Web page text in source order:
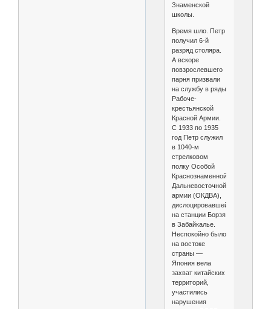
Знаменской
школы.
Время шло. Петр
получил 6-й
разряд столяра.
А вскоре
повзрослевшего
парня призвали
на службу в ряды
Рабоче-
крестьянской
Красной Армии.
С 1933 по 1935
год Петр служил
в 1040‑м
стрелковом
полку Особой
Краснознаменной
Дальневосточной
армии (ОКДВА),
дислоцировавшейся
на станции Борзя
в Забайкалье.
Неспокойно было
на востоке
страны —
Япония вела
захват китайских
территорий,
участились
нарушения